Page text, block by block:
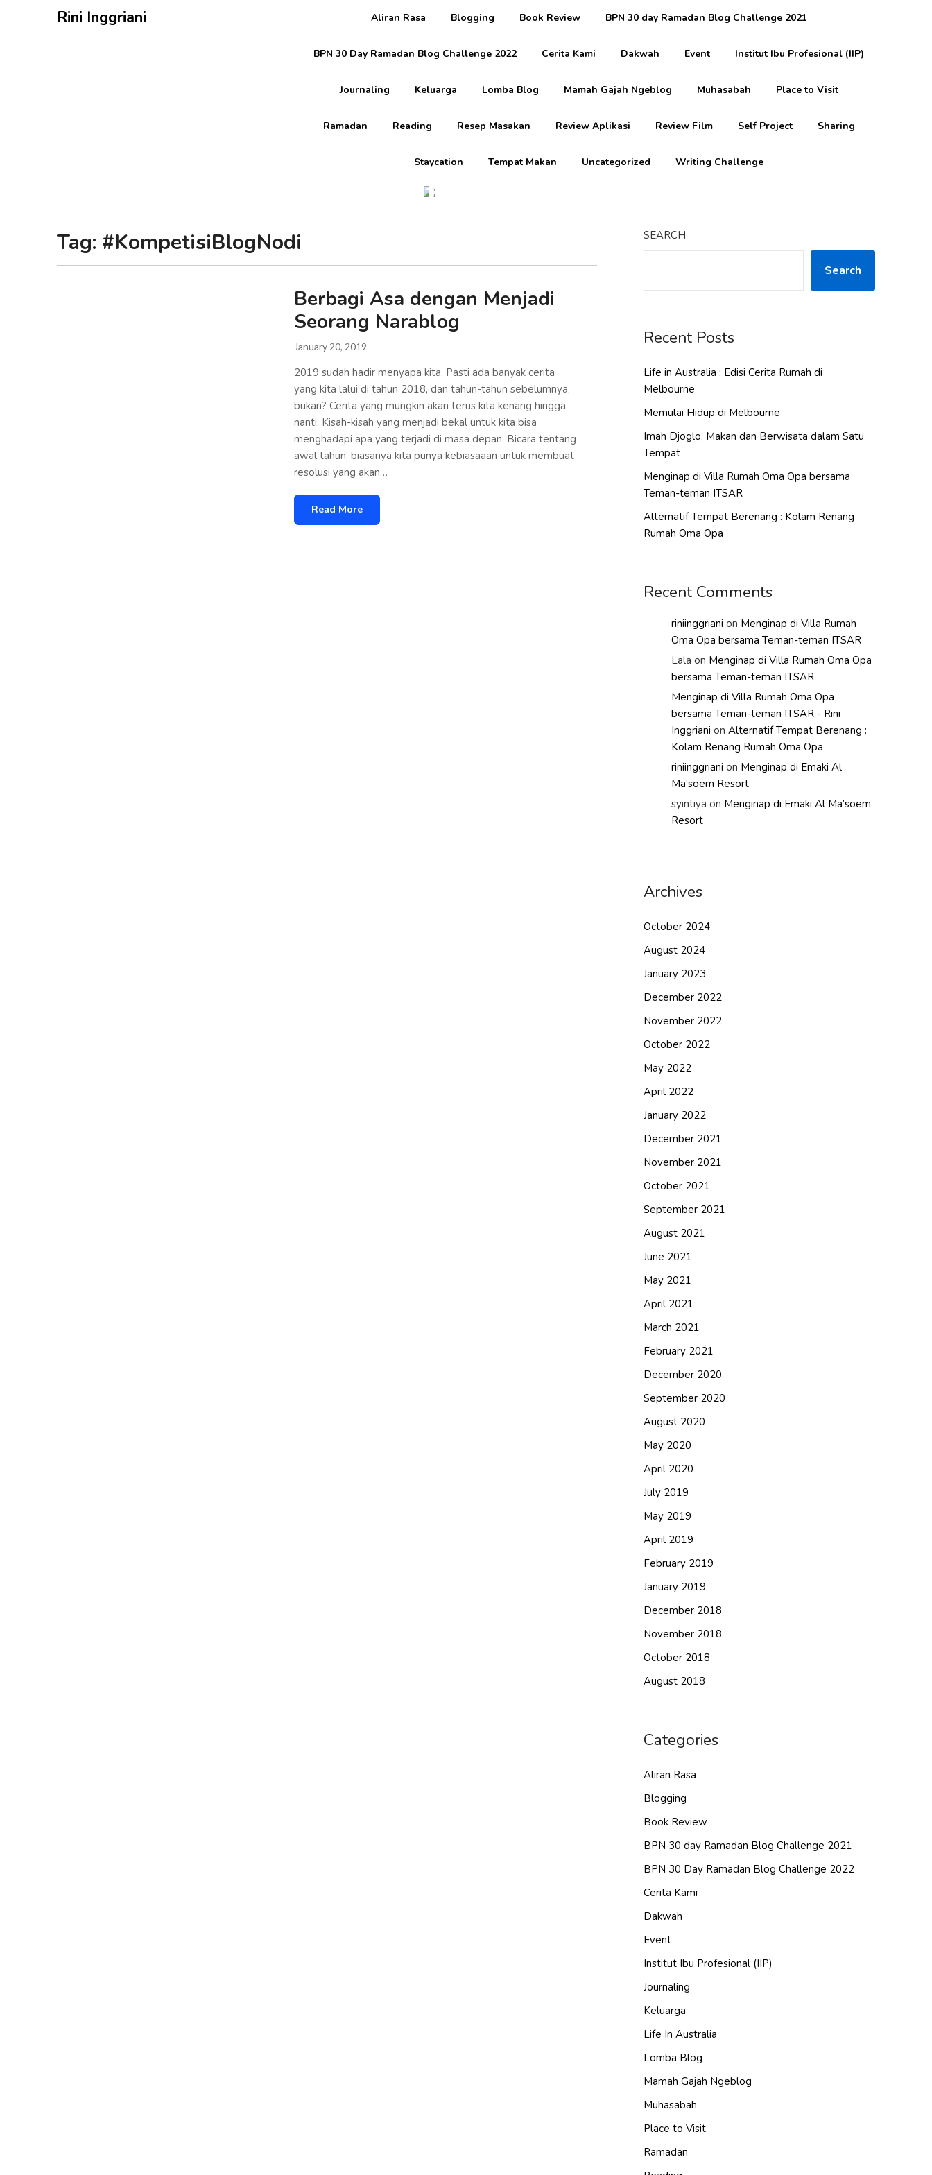
Rini Inggriani Aliran Rasa Blogging Book Review BPN 30 day Ramadan Blog Challenge 2021
BPN 30 Day Ramadan Blog Challenge 2022 Cerita Kami Dakwah Event Institut Ibu Profesional (IIP)
Journaling Keluarga Lomba Blog Mamah Gajah Ngeblog Muhasabah Place to Visit
Ramadan Reading Resep Masakan Review Aplikasi Review Film Self Project Sharing
Staycation Tempat Makan Uncategorized Writing Challenge
Rini Inggriani
Tag: #KompetisiBlogNodi
Berbagi Asa dengan Menjadi
Seorang Narablog
January 20, 2019
2019 sudah hadir menyapa kita. Pasti ada banyak cerita
yang kita lalui di tahun 2018, dan tahun-tahun sebelumnya,
bukan? Cerita yang mungkin akan terus kita kenang hingga
nanti. Kisah-kisah yang menjadi bekal untuk kita bisa
menghadapi apa yang terjadi di masa depan. Bicara tentang
awal tahun, biasanya kita punya kebiasaaan untuk membuat
resolusi yang akan…
Read More
SEARCH
Search
Recent Posts
Life in Australia : Edisi Cerita Rumah di
Melbourne
Memulai Hidup di Melbourne
Imah Djoglo, Makan dan Berwisata dalam Satu
Tempat
Menginap di Villa Rumah Oma Opa bersama
Teman-teman ITSAR
Alternatif Tempat Berenang : Kolam Renang
Rumah Oma Opa
Recent Comments
riniinggriani on Menginap di Villa Rumah
Oma Opa bersama Teman-teman ITSAR
Lala on Menginap di Villa Rumah Oma Opa
bersama Teman-teman ITSAR
Menginap di Villa Rumah Oma Opa
bersama Teman-teman ITSAR - Rini
Inggriani on Alternatif Tempat Berenang :
Kolam Renang Rumah Oma Opa
riniinggriani on Menginap di Emaki Al
Ma’soem Resort
syintiya on Menginap di Emaki Al Ma’soem
Resort
Archives
October 2024
August 2024
January 2023
December 2022
November 2022
October 2022
May 2022
April 2022
January 2022
December 2021
November 2021
October 2021
September 2021
August 2021
June 2021
May 2021
April 2021
March 2021
February 2021
December 2020
September 2020
August 2020
May 2020
April 2020
July 2019
May 2019
April 2019
February 2019
January 2019
December 2018
November 2018
October 2018
August 2018
Categories
Aliran Rasa
Blogging
Book Review
BPN 30 day Ramadan Blog Challenge 2021
BPN 30 Day Ramadan Blog Challenge 2022
Cerita Kami
Dakwah
Event
Institut Ibu Profesional (IIP)
Journaling
Keluarga
Life In Australia
Lomba Blog
Mamah Gajah Ngeblog
Muhasabah
Place to Visit
Ramadan